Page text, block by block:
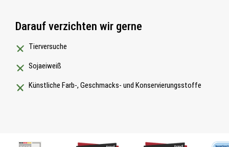
Darauf verzichten wir gerne
Tierversuche
Sojaeiweiß
Künstliche Farb-, Geschmacks- und Konservierungsstoffe